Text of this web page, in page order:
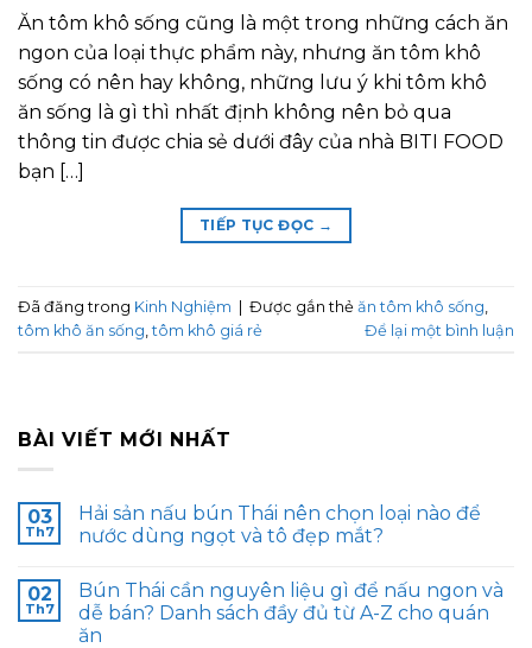
Ăn tôm khô sống cũng là một trong những cách ăn
ngon của loại thực phẩm này, nhưng ăn tôm khô
sống có nên hay không, những lưu ý khi tôm khô
ăn sống là gì thì nhất định không nên bỏ qua
thông tin được chia sẻ dưới đây của nhà BITI FOOD
bạn […]
TIẾP TỤC ĐỌC →
Đã đăng trong Kinh Nghiệm Được gắn thẻ ăn tôm khô sống
tôm khô ăn sống ,tôm khô giá rẻ Để lại một bình luận
BÀI VIẾT MỚI NHẤT
03
Th7
Hải sản nấu bún Thái nên chọn loại nào để
nước dùng ngọt và tô đẹp mắt?
02
Th7
Bún Thái cần nguyên liệu gì để nấu ngon và
dễ bán? Danh sách đầy đủ từ A-Z cho quán
ăn